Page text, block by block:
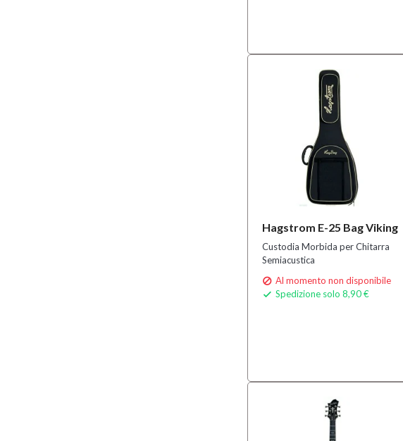
Hagstrom E-25 Bag Viking
Custodia Morbida per Chitarra
Semiacustica
 Al momento non disponibile
 Spedizione solo 8,90 €